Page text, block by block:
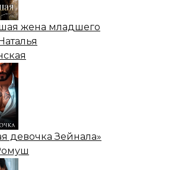
жена младшего
девочка Зейнала»